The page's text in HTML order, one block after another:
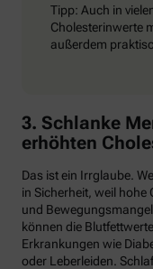
Tipp: Auch in
Cholesterinwerte
außerdem
3. Schlanke
erhöhten
Das ist ein Irrglaube.
in Sicherheit, weil
und
können die
Erkrankungen wie
oder Leberleiden.